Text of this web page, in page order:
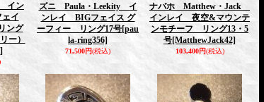
イン
イ
ング
ー）
ズニ Paula・Leekity イ
ンレイ BIGフェイス グ
ーフィー リング17号[pau
la-ring356]
71,500円(税込)
ナバホ Matthew・Jack
インレイ 夜空&マウンテ
ンモチーフ リング13・5
号[MatthewJack42]
103,400円(税込)